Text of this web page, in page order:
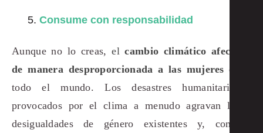
Consume con responsabilidad
Aunque no lo creas,elcambio climático afecta
de manera desproporcionada a las mujeresde
todo el mundo. Los desastres humanitarios
provocados por el clima a menudo agravan las
desigualdades de género existentes y, como